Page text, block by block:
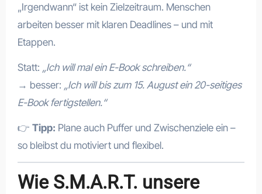
„Irgendwann“ ist kein Zielzeitraum. Menschen
arbeiten besser mit klaren Deadlines – und mit
Etappen.
Statt: „Ich will mal ein E-Book schreiben.“
→ besser: „Ich will bis zum 15. August ein 20-seitiges
E-Book fertigstellen.“
👉 Tipp: Plane auch Puffer und Zwischenziele ein –
so bleibst du motiviert und flexibel.
Wie S.M.A.R.T. unsere